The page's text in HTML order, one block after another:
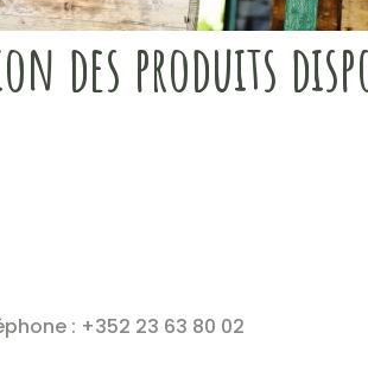
des produits
: +352 23 63 80 02